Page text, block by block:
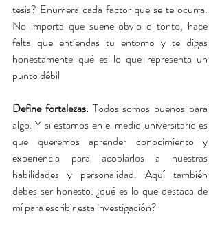
tesis? Enumera cada factor que se te ocurra.
No importa que suene obvio o tonto, hace
falta que entiendas tu entorno y te digas
honestamente qué es lo que representa un
punto débil
Define fortalezas. Todos somos buenos para
algo. Y si estamos en el medio universitario es
que queremos aprender conocimiento y
experiencia para acoplarlos a nuestras
habilidades y personalidad. Aquí también
debes ser honesto: ¿qué es lo que destaca de
mí para escribir esta investigación?